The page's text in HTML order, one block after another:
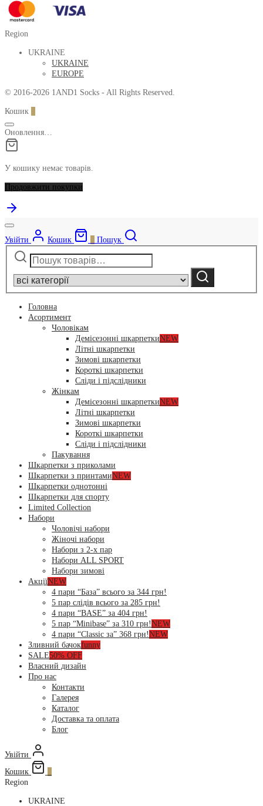
Region
UKRAINE
UKRAINE
EUROPE
© 2016-2026 1AND1 Socks - All Rights Reserved.
Кошик
Оновлення…
У кошику немає товарів.
Продовжити покупки
Увійти Кошик
Пошук
Шукати:
category:
Шукати
Головна
Асортимент
Чоловікам
Демісезонні шкарпеткиNEW
Літні шкарпетки
Зимові шкарпетки
Короткі шкарпетки
Сліди і підслідники
Жінкам
Демісезонні шкарпеткиNEW
Літні шкарпетки
Зимові шкарпетки
Короткі шкарпетки
Сліди і підслідники
Пакування
Шкарпетки з приколами
Шкарпетки з принтамиNEW
Шкарпетки однотонні
Шкарпетки для спорту
Limited Collection
Набори
Чоловічі набори
Жіночі набори
Набори з 2-х пар
Набори ALL SPORT
Набори зимові
АкціїNEW
4 пари “База” всього за 344 грн!
5 пар слідів всього за 285 грн!
4 пари “BASE” за 404 грн!
5 пар “Minibase” за 310 грн!NEW
4 пари “Classic за” 368 грн!NEW
Зливний бачокfunny
SALE50% OFF
Власний дизайн
Про нас
Контакти
Галерея
Каталог
Доставка та оплата
Блог
Увійти
Кошик
Region
UKRAINE